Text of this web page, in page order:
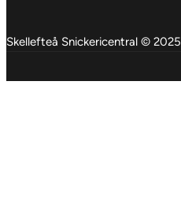
Skellefteå Snickericentral © 2025